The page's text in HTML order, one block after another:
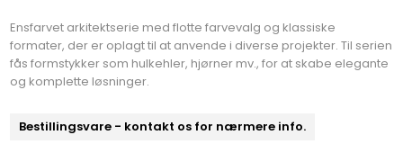
Ensfarvet arkitektserie med flotte farvevalg og klassiske
formater, der er oplagt til at anvende i diverse projekter. Til serien
fås formstykker som hulkehler, hjørner mv., for at skabe elegante
og komplette løsninger.
Bestillingsvare - kontakt os for nærmere info.